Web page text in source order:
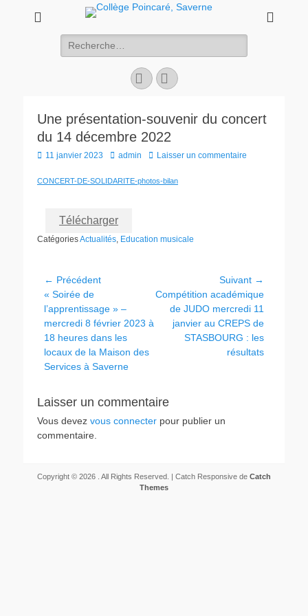
Rechercher :
E-
mail
Site
web
Une présentation-souvenir du concert
du 14 décembre 2022
Posted
11 janvier 2023 Author
admin Laisser un commentaire
CONCERT-DE-SOLIDARITE-photos-bilan
Télécharger
CatégoriesActualités, Education musicale
Navigation
de
l’article
← Précédent
Article
précédent :
« Soirée de
l’apprentissage » –
mercredi 8 février 2023 à
18 heures dans les
locaux de la Maison des
Services à Saverne
Suivant →
Article
suivant :
Compétition académique
de JUDO mercredi 11
janvier au CREPS de
STASBOURG : les
résultats
Laisser un commentaire
Vous devez vous connecter pour publier un
commentaire.
Copyright © 2026 . All Rights Reserved. | Catch Responsive de Catch
Themes